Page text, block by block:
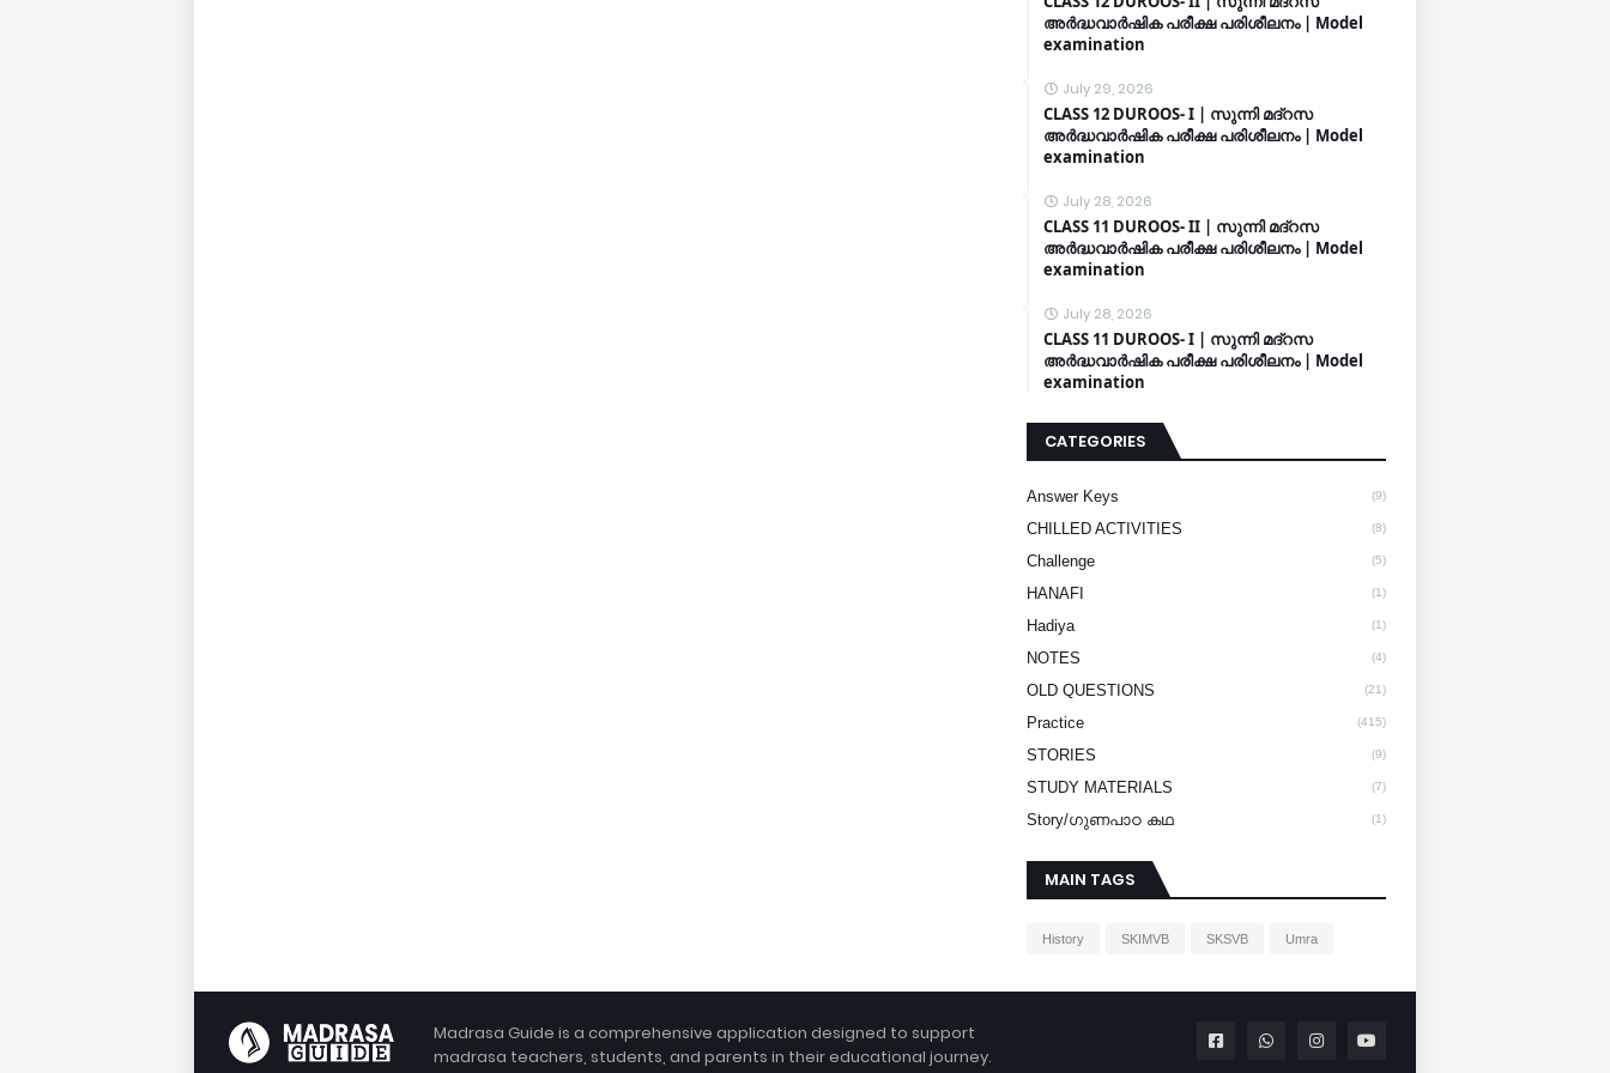
അർദ്ധവാർഷിക പരീക്ഷ പരിശീലനം | Model
examination
July 29, 2026
CLASS 12 DUROOS- I | സുന്നി മദ്റസ
അർദ്ധവാർഷിക പരീക്ഷ പരിശീലനം | Model
examination
July 28, 2026
CLASS 11 DUROOS- II | സുന്നി മദ്റസ
അർദ്ധവാർഷിക പരീക്ഷ പരിശീലനം | Model
examination
July 28, 2026
CLASS 11 DUROOS- I | സുന്നി മദ്റസ
അർദ്ധവാർഷിക പരീക്ഷ പരിശീലനം | Model
examination
CATEGORIES
Answer Keys (9)
CHILLED ACTIVITIES (8)
Challenge (5)
HANAFI (1)
Hadiya (1)
NOTES (4)
OLD QUESTIONS (21)
Practice (415)
STORIES (9)
STUDY MATERIALS (7)
Story/ഗുണപാഠ കഥ (1)
MAIN TAGS
History SKIMVB SKSVB Umra
Madrasa Guide is a comprehensive application designed to support
madrasa teachers, students, and parents in their educational journey.